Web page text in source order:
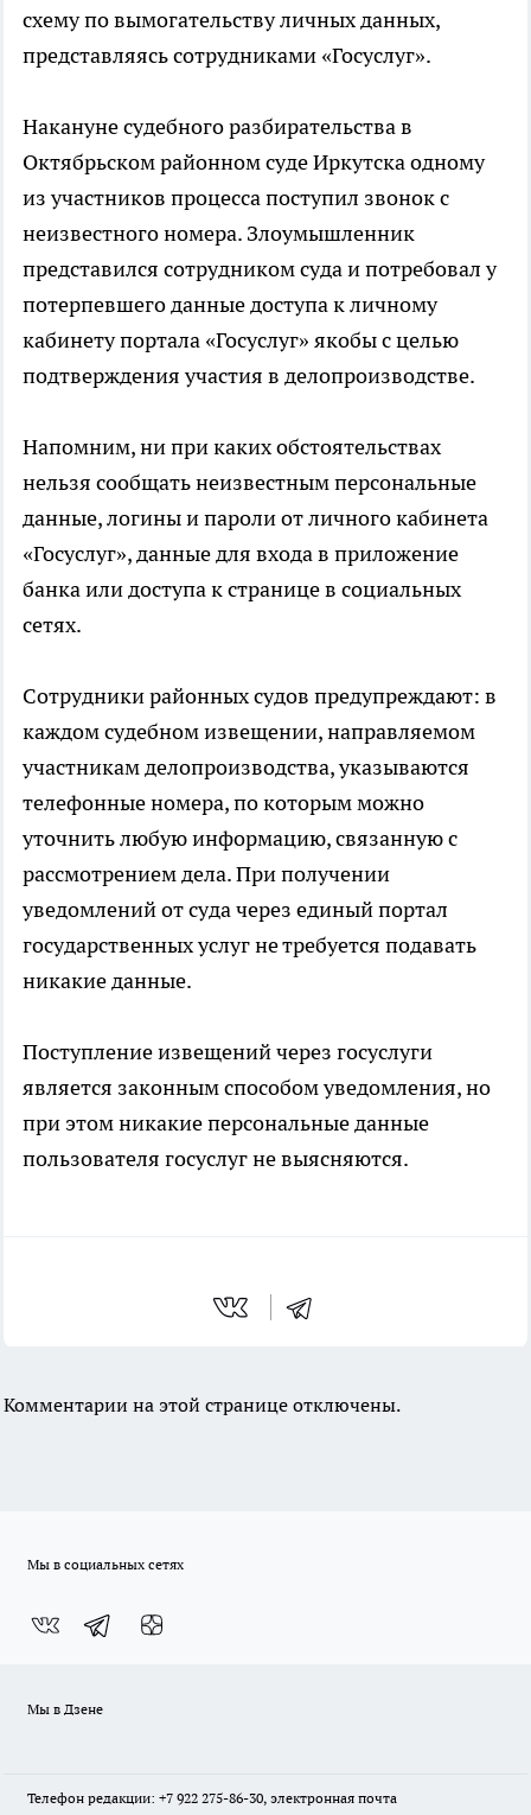
схему по вымогательству личных данных,
представляясь сотрудниками «Госуслуг».
Накануне судебного разбирательства в
Октябрьском районном суде Иркутска одному
из участников процесса поступил звонок с
неизвестного номера. Злоумышленник
представился сотрудником суда и потребовал у
потерпевшего данные доступа к личному
кабинету портала «Госуслуг» якобы с целью
подтверждения участия в делопроизводстве.
Напомним, ни при каких обстоятельствах
нельзя сообщать неизвестным персональные
данные, логины и пароли от личного кабинета
«Госуслуг», данные для входа в приложение
банка или доступа к странице в социальных
сетях.
Сотрудники районных судов предупреждают: в
каждом судебном извещении, направляемом
участникам делопроизводства, указываются
телефонные номера, по которым можно
уточнить любую информацию, связанную с
рассмотрением дела. При получении
уведомлений от суда через единый портал
государственных услуг не требуется подавать
никакие данные.
Поступление извещений через госуслуги
является законным способом уведомления, но
при этом никакие персональные данные
пользователя госуслуг не выясняются.
Комментарии на этой странице отключены.
Мы в социальных сетях
Мы в Дзене
Телефон редакции: +7 922 275-86-30, электронная почта